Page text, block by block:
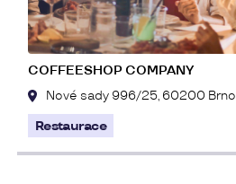
COFFEESHOP COMPANY
Nové sady 996/25, 60200 Brno
Restaurace